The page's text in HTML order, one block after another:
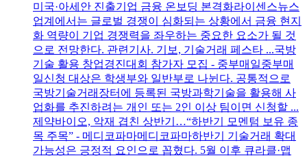
미국·아세안 진출기업 금융 온보딩 본격화라이센스뉴스
업계에서는 글로벌 경쟁이 심화되는 상황에서 금융 현지
화 역량이 기업 경쟁력을 좌우하는 중요한 요소가 될 것
으로 전망한다. 관련기사. 기보, 기술거래 페스타 ...국방
기술 활용 창업경진대회 참가자 모집 - 중부매일중부매
일신청 대상은 학생부와 일반부로 나뉜다. 공통적으로
국방기술거래장터에 등록된 국방과학기술을 활용해 사
업화를 추진하려는 개인 또는 2인 이상 팀이면 신청할 ...
제약바이오, 악재 겹친 상반기…“하반기 모멘텀 보유 종
목 주목” - 메디코파마메디코파마하반기 기술거래 확대
가능성은 긍정적 요인으로 꼽혔다. 5월 이후 큐라클·맵